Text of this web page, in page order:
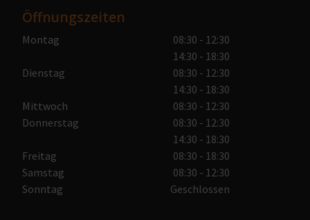
Öffnungszeiten
Montag
08:30 - 12:30
14:30 - 18:30
Dienstag
08:30 - 12:30
14:30 - 18:30
Mittwoch
08:30 - 12:30
Donnerstag
08:30 - 12:30
14:30 - 18:30
Freitag
08:30 - 18:30
Samstag
08:30 - 12:30
Sonntag
Geschlossen